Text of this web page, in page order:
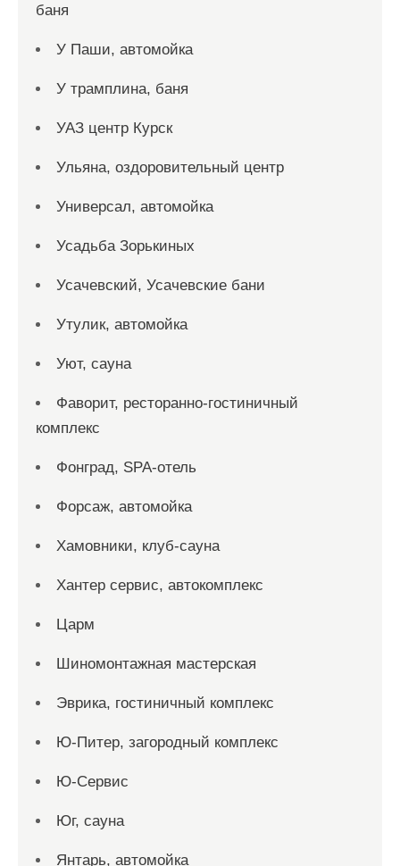
баня
У Паши, автомойка
У трамплина, баня
УАЗ центр Курск
Ульяна, оздоровительный центр
Универсал, автомойка
Усадьба Зорькиных
Усачевский, Усачевские бани
Утулик, автомойка
Уют, сауна
Фаворит, ресторанно-гостиничный
комплекс
Фонград, SPA-отель
Форсаж, автомойка
Хамовники, клуб-сауна
Хантер сервис, автокомплекс
Царм
Шиномонтажная мастерская
Эврика, гостиничный комплекс
Ю-Питер, загородный комплекс
Ю-Сервис
Юг, сауна
Янтарь, автомойка